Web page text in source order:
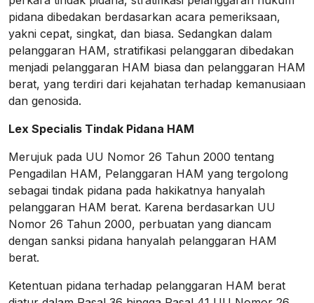
pidana dibedakan berdasarkan acara pemeriksaan,
yakni cepat, singkat, dan biasa. Sedangkan dalam
pelanggaran HAM, stratifikasi pelanggaran dibedakan
menjadi pelanggaran HAM biasa dan pelanggaran HAM
berat, yang terdiri dari kejahatan terhadap kemanusiaan
dan genosida.
Lex Specialis Tindak Pidana HAM
Merujuk pada UU Nomor 26 Tahun 2000 tentang
Pengadilan HAM, Pelanggaran HAM yang tergolong
sebagai tindak pidana pada hakikatnya hanyalah
pelanggaran HAM berat. Karena berdasarkan UU
Nomor 26 Tahun 2000, perbuatan yang diancam
dengan sanksi pidana hanyalah pelanggaran HAM
berat.
Ketentuan pidana terhadap pelanggaran HAM berat